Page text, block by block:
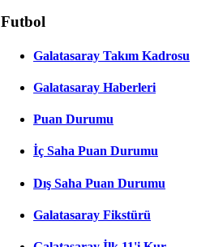
Futbol
Galatasaray Takım Kadrosu
Galatasaray Haberleri
Puan Durumu
İç Saha Puan Durumu
Dış Saha Puan Durumu
Galatasaray Fikstürü